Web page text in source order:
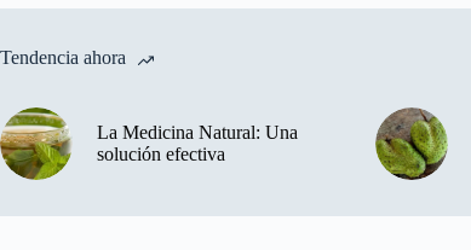
Tendencia ahora
La Medicina Natural: Una
solución efectiva